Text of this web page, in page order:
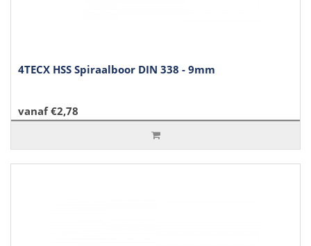
4TECX HSS Spiraalboor DIN 338 - 9mm
vanaf €2,78